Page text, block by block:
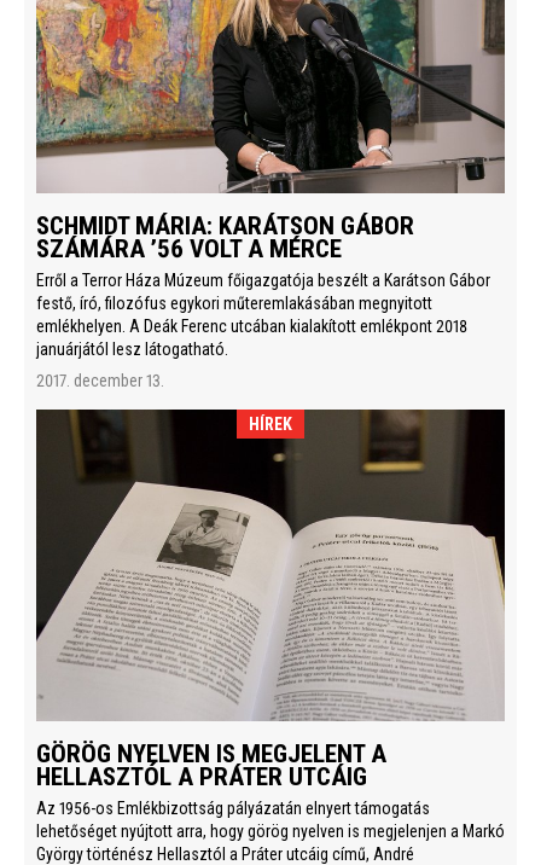
SCHMIDT MÁRIA: KARÁTSON GÁBOR
SZÁMÁRA ’56 VOLT A MÉRCE
Erről a Terror Háza Múzeum főigazgatója beszélt a Karátson Gábor
festő, író, filozófus egykori műteremlakásában megnyitott
emlékhelyen. A Deák Ferenc utcában kialakított emlékpont 2018
januárjától lesz látogatható.
2017. december 13.
HÍREK
GÖRÖG NYELVEN IS MEGJELENT A
HELLASZTÓL A PRÁTER UTCÁIG
Az 1956-os Emlékbizottság pályázatán elnyert támogatás
lehetőséget nyújtott arra, hogy görög nyelven is megjelenjen a Markó
György történész Hellasztól a Práter utcáig című, André